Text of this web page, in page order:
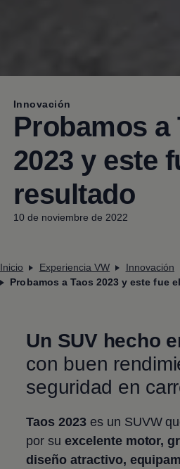
Innovación
Probamos a
2023 y este
resultado
10 de noviembre de 2022
Inicio Experiencia VW
Innovación
Probamos a Taos 2023 y este fue
Un SUV hecho
con buen
seguridad en
Taos 2023es un SUVW
por suexcelente motor,
diseño atractivo,